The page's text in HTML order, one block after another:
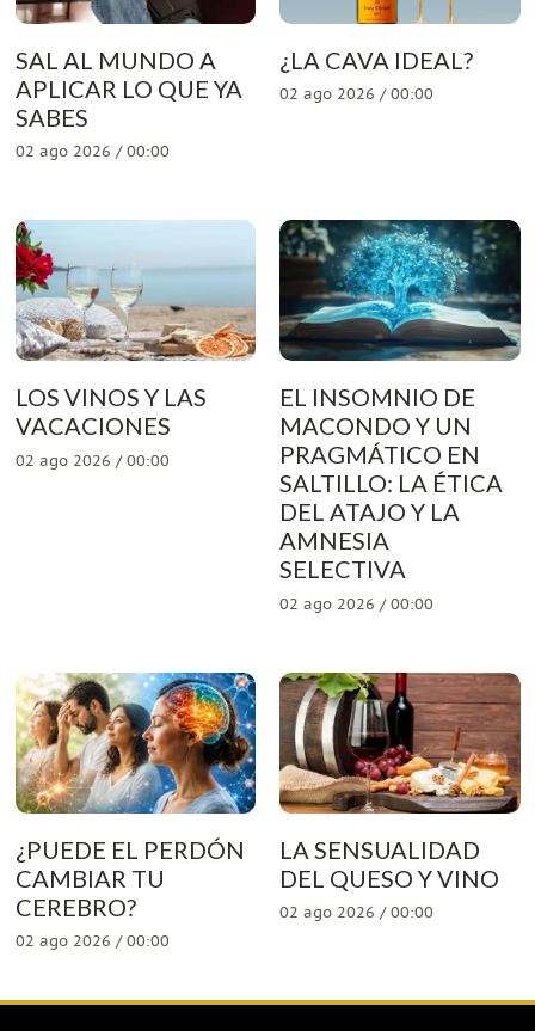
SAL AL MUNDO A
APLICAR LO QUE YA
SABES
02 ago 2026 / 00:00
¿LA CAVA IDEAL?
02 ago 2026 / 00:00
LOS VINOS Y LAS
VACACIONES
02 ago 2026 / 00:00
EL INSOMNIO DE
MACONDO Y UN
PRAGMÁTICO EN
SALTILLO: LA ÉTICA
DEL ATAJO Y LA
AMNESIA
SELECTIVA
02 ago 2026 / 00:00
¿PUEDE EL PERDÓN
CAMBIAR TU
CEREBRO?
02 ago 2026 / 00:00
LA SENSUALIDAD
DEL QUESO Y VINO
02 ago 2026 / 00:00